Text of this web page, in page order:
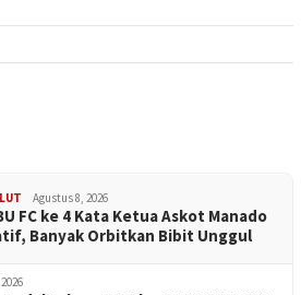
Agustus 8, 2026
FC ke 4 Kata Ketua Askot Manado
Banyak Orbitkan Bibit Unggul